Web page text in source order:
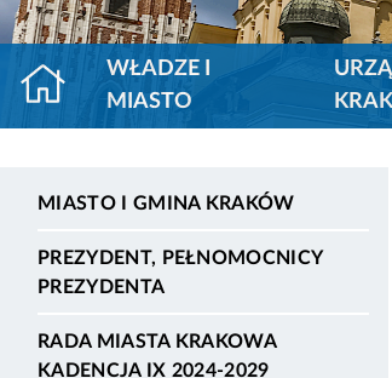
WŁADZE I
MIASTO
MIASTO I GMINA KRAKÓW
PREZYDENT, PEŁNOMOCNICY
PREZYDENTA
RADA MIASTA KRAKOWA
KADENCJA IX 2024-2029